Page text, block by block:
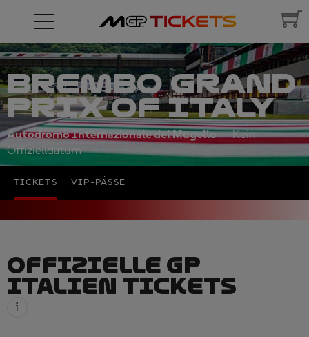
BREMBO GRAND
PRIX OF ITALY
Autodromo Internazionale del Mugello
Kein
Offizielldatum
TICKETS VIP-PÄSSE
OFFIZIELLE GP
ITALIEN TICKETS